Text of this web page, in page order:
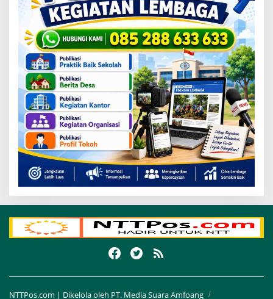
NTTPos.com | Dikelola oleh PT. Media Suara Amfoang